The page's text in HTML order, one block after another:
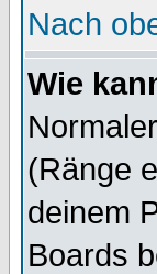
Nach
Wie
(Ränge
deinem
Boards